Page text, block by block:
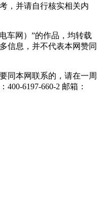
，并请自行核实相关内
车网）”的作品，均转载
信息，并不代表本网赞同
同本网联系的，请在一周
6197-660-2 邮箱：